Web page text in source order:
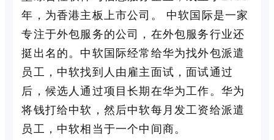
年，为香港主板上市公司。 中软国际是一家
专注于外包服务的公司，在外包服务行业还
挺出名的。中软国际经常给华为找外包派遣
员工，中软找到人由雇主面试，面试通过
后，候选人通过项目长期在华为工作。华为
将钱打给中软，然后中软每月发工资给派遣
员工，中软相当于一个中间商。